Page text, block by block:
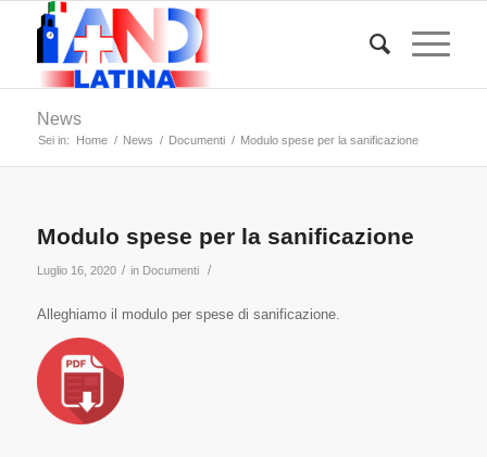
News
Sei in: Home / News / Documenti / Modulo spese per la sanificazione
Modulo spese per la sanificazione
Luglio 16, 2020 / in Documenti /
Alleghiamo il modulo per spese di sanificazione.